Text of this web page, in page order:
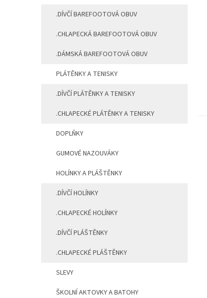
.DÍVČÍ BAREFOOTOVÁ OBUV
.CHLAPECKÁ BAREFOOTOVÁ OBUV
.DÁMSKÁ BAREFOOTOVÁ OBUV
PLÁTĚNKY A TENISKY
.DÍVČÍ PLÁTĚNKY A TENISKY
.CHLAPECKÉ PLÁTĚNKY A TENISKY
DOPLŇKY
GUMOVÉ NAZOUVÁKY
HOLÍNKY A PLÁŠTĚNKY
.DÍVČÍ HOLÍNKY
.CHLAPECKÉ HOLÍNKY
.DÍVČÍ PLÁŠTĚNKY
.CHLAPECKÉ PLÁŠTĚNKY
SLEVY
ŠKOLNÍ AKTOVKY A BATOHY